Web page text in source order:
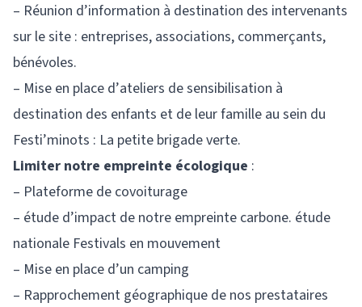
– Réunion d’information à destination des intervenants
sur le site : entreprises, associations, commerçants,
bénévoles.
– Mise en place d’ateliers de sensibilisation à
destination des enfants et de leur famille au sein du
Festi’minots : La petite brigade verte.
Limiter notre empreinte écologique :
– Plateforme de covoiturage
– étude d’impact de notre empreinte carbone. étude
nationale Festivals en mouvement
– Mise en place d’un camping
– Rapprochement géographique de nos prestataires